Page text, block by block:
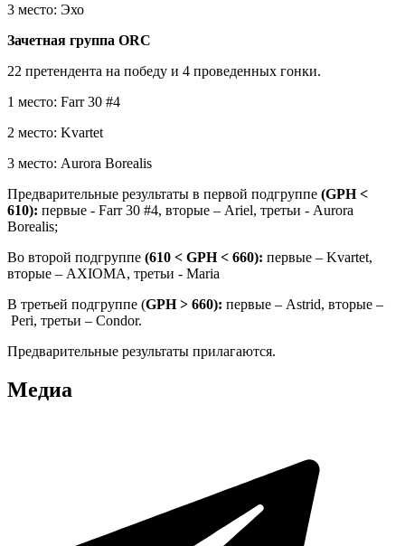
3 место: Эхо
Зачетная группа ORC
22 претендента на победу и 4 проведенных гонки.
1 место: Farr 30 #4
2 место: Kvartet
3 место: Aurora Borealis
Предварительные результаты в первой подгруппе (GPH <
610): первые - Farr 30 #4, вторые – Ariel, третьи - Aurora
Borealis;
Во второй подгруппе (610 < GPH < 660): первые – Kvartet,
вторые – AXIOMA, третьи - Maria
В третьей подгруппе (GPH > 660): первые – Astrid, вторые –
Peri, третьи – Condor.
Предварительные результаты прилагаются.
Медиа